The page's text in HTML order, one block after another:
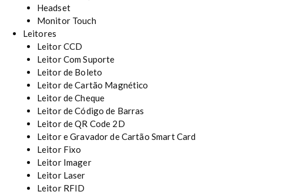
Headset
Monitor Touch
Leitores
Leitor CCD
Leitor Com Suporte
Leitor de Boleto
Leitor de Cartão Magnético
Leitor de Cheque
Leitor de Código de Barras
Leitor de QR Code 2D
Leitor e Gravador de Cartão Smart Card
Leitor Fixo
Leitor Imager
Leitor Laser
Leitor RFID